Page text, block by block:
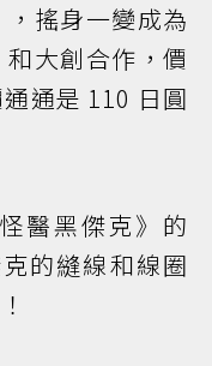
搖身一變成為
大創合作，價
通是 110 日圓
醫黑傑克》的
的縫線和線圈